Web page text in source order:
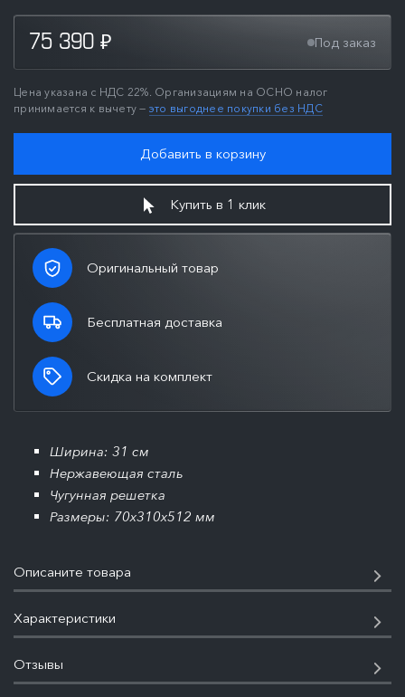
75 390 ₽ Под заказ
Цена указана с НДС 22%. Организациям на ОСНО налог
принимается к вычету — это выгоднее покупки без НДС
Добавить в корзину
Купить в 1 клик
Оригинальный товар
Бесплатная доставка
Скидка на комплект
Ширина: 31 см
Нержавеющая сталь
Чугунная решетка
Размеры: 70x310x512 мм
Описаните товара
Характеристики
Отзывы